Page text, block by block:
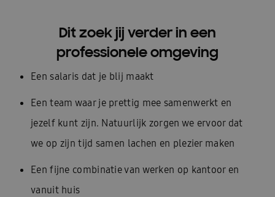
Dit zoek jij verder in een
professionele omgeving
Een salaris dat je blij maakt
Een team waar je prettig mee samenwerkt en
jezelf kunt zijn. Natuurlijk zorgen we ervoor dat
we op zijn tijd samen lachen en plezier maken
Een fijne combinatie van werken op kantoor en
vanuit huis